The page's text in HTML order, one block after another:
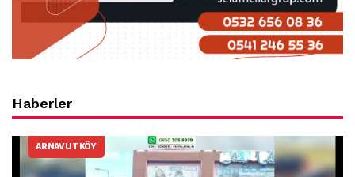
Haberler
ARNAVUTKÖY